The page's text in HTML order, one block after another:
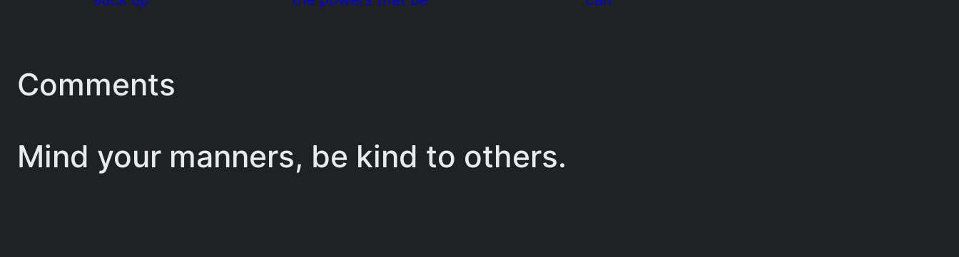
Comments
Mind your manners, be kind to others.